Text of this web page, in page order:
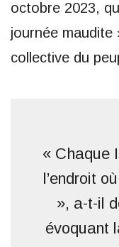
octobre 2023,
journée maudite
collective du
« Chaque
l’endroit
», a-t-il
évoquant